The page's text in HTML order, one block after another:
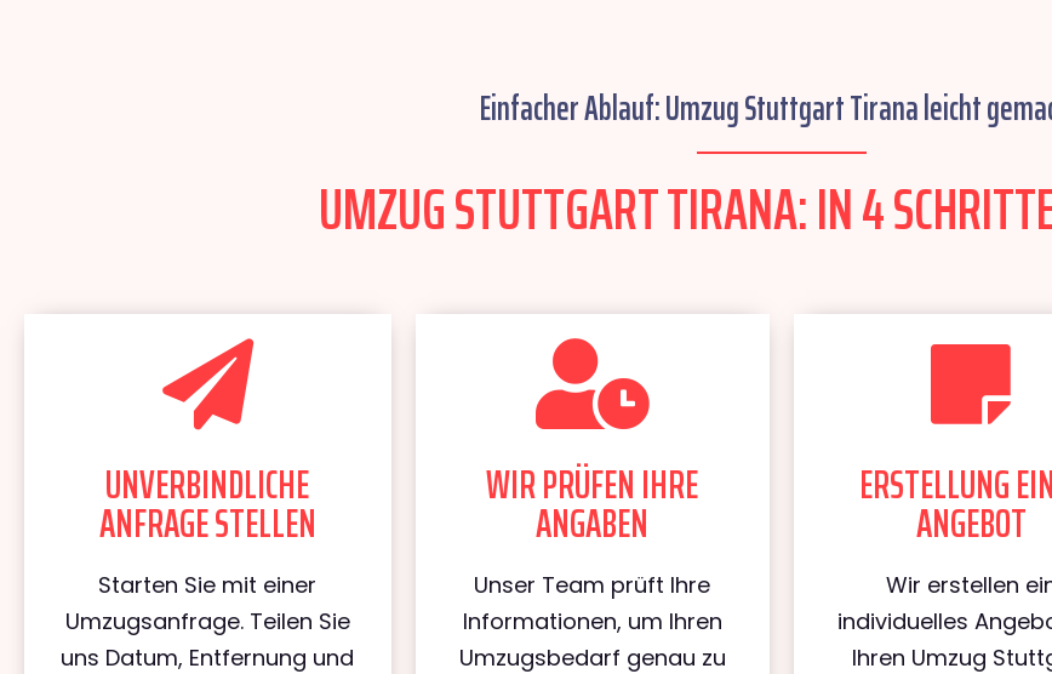
Einfacher Ablauf: Umzug Stuttgart Tirana leicht
UMZUG STUTTGART TIRANA: IN 4
UNVERBINDLICHE
ANFRAGE STELLEN
Starten Sie mit einer
Umzugsanfrage. Teilen Sie
uns Datum, Entfernung und
WIR PRÜFEN IHRE
ANGABEN
Unser Team prüft Ihre
Informationen, um Ihren
Umzugsbedarf genau zu
ERSTELLUNG
ANGEBOT
Wir erstellen
individuelles
Ihren Umzug